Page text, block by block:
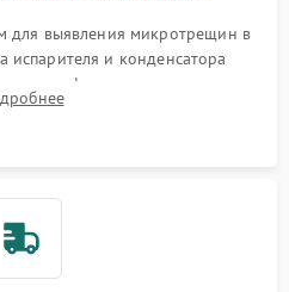
для выявления микротрещин в
испарителя и конденсатора
старого фильтра-осушителя и
для устранения засоров.